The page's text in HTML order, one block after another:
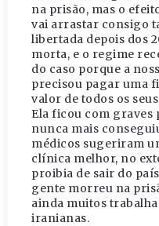
na prisão, mas o
vai arrastar consigo
libertada depois dos
morta, e o regime
do caso porque a
precisou pagar uma
valor de todos os
Ela ficou com graves
nunca mais
médicos sugeriram
clínica melhor, no
proibia de sair do
gente morreu na
ainda muitos
iranianas.